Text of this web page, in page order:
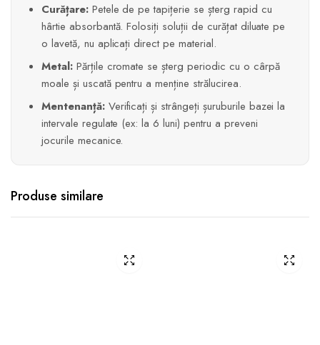
Curățare:Petele de pe tapițerie se șterg rapid cu
hârtie absorbantă. Folosiți soluții de curățat diluate pe
o lavetă, nu aplicați direct pe material.
Metal:Părțile cromate se șterg periodic cu o cârpă
moale și uscată pentru a menține strălucirea.
Mentenanță:Verificați și strângeți șuruburile bazei la
intervale regulate (ex: la 6 luni) pentru a preveni
jocurile mecanice.
Produse similare